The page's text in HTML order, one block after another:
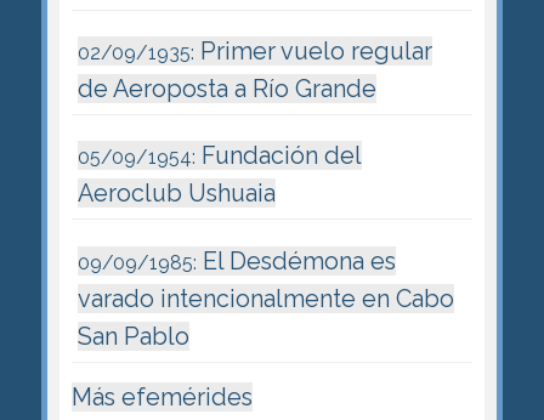
02/09/1935: Primer vuelo regular
de Aeroposta a Río Grande
05/09/1954: Fundación del
Aeroclub Ushuaia
09/09/1985: El Desdémona es
varado intencionalmente en Cabo
San Pablo
Más efemérides